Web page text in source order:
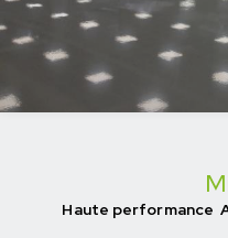
Haute performance